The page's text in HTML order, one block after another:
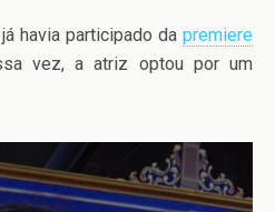
havia participado da premiere
vez, a atriz optou por um